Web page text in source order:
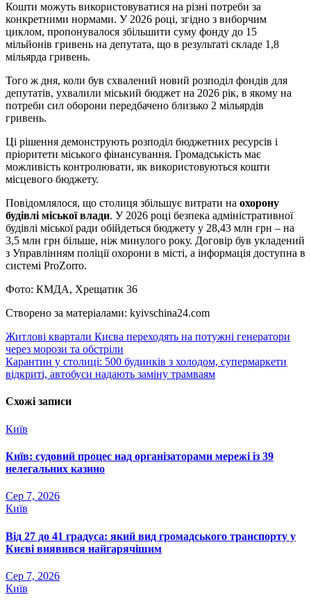
Кошти можуть використовуватися на різні потреби за
конкретними нормами. У 2026 році, згідно з виборчим
циклом, пропонувалося збільшити суму фонду до 15
мільйонів гривень на депутата, що в результаті складе 1,8
мільярда гривень.
Того ж дня, коли був схвалений новий розподіл фондів для
депутатів, ухвалили міський бюджет на 2026 рік, в якому на
потреби сил оборони передбачено близько 2 мільярдів
гривень.
Ці рішення демонструють розподіл бюджетних ресурсів і
пріоритети міського фінансування. Громадськість має
можливість контролювати, як використовуються кошти
місцевого бюджету.
Повідомлялося, що столиця збільшує витрати на охорону
будівлі міської влади. У 2026 році безпека адміністративної
будівлі міської ради обійдеться бюджету у 28,43 млн грн – на
3,5 млн грн більше, ніж минулого року. Договір був укладений
з Управлінням поліції охорони в місті, а інформація доступна в
системі ProZorro.
Фото: КМДА, Хрещатик 36
Створено за матеріалами: kyivschina24.com
Навігація
записів
Житлові квартали Києва переходять на потужні генератори
через морози та обстріли
Карантин у столиці: 500 будинків з холодом, супермаркети
відкриті, автобуси надають заміну трамваям
Схожі записи
Київ
Київ: судовий процес над організаторами мережі із 39
нелегальних казино
Сер 7, 2026
Київ
Від 27 до 41 градуса: який вид громадського транспорту у
Києві виявився найгарячішим
Сер 7, 2026
Київ